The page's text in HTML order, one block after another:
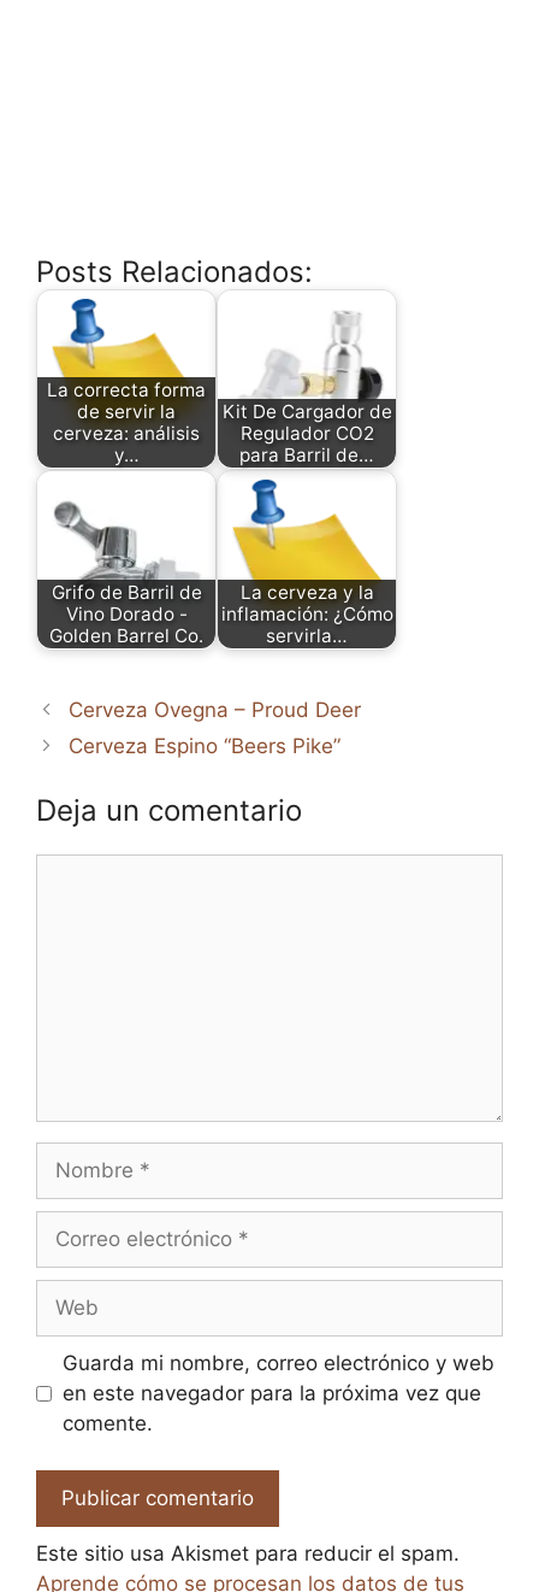
Posts Relacionados:
La correcta forma
de servir la
cerveza: análisis
y…
Kit De Cargador de
Regulador CO2
para Barril de…
Grifo de Barril de
Vino Dorado -
Golden Barrel Co.
La cerveza y la
inflamación: ¿Cómo
servirla…
Cerveza Ovegna – Proud Deer
Cerveza Espino “Beers Pike”
Deja un comentario
Nombre
Correo
Web
Guarda mi nombre, correo electrónico y web
en este navegador para la próxima vez que
comente.
Este sitio usa Akismet para reducir el spam.
Aprende cómo se procesan los datos de tus